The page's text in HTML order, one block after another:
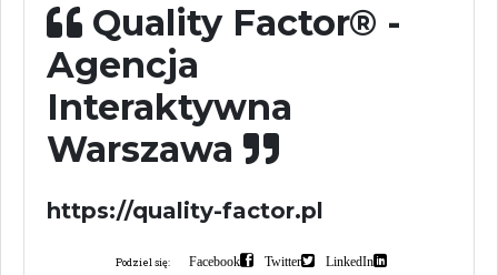
Quality Factor® -
Agencja
Interaktywna
Warszawa
https://quality-factor.pl
Podziel się: Facebook Twitter LinkedIn